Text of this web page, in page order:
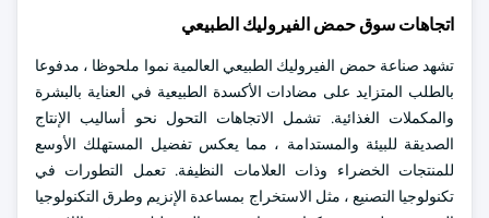
اتجاهات سوق حمض الفيروليك الطبيعي
تشهد صناعة حمض الفيروليك الطبيعي العالمية نموا ملحوظا ، مدفوعا
بالطلب المتزايد على مضادات الأكسدة الطبيعية في العناية بالبشرة
والمكملات الغذائية. تشمل الاتجاهات التحول نحو أساليب الإنتاج
الصديقة للبيئة والمستدامة ، مما يعكس تفضيل المستهلك الأوسع
للمنتجات الخضراء وذات العلامات النظيفة. تعمل التطورات في
تكنولوجيا التصنيع ، مثل الاستخراج بمساعدة الإنزيم وطرق التكنولوجيا